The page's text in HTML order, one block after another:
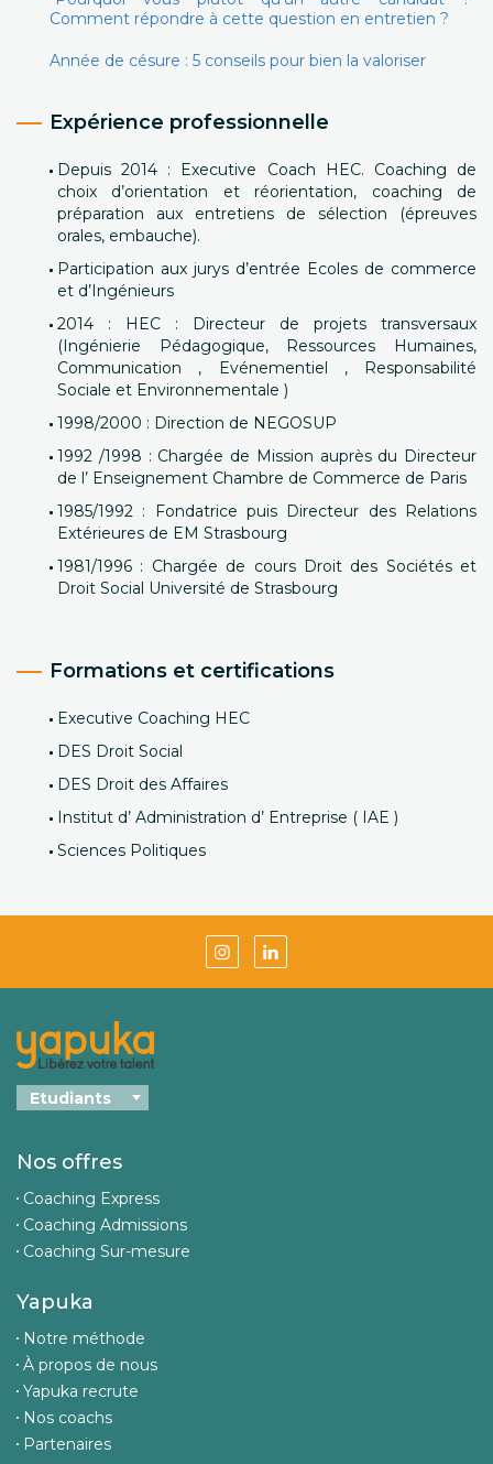
Comment répondre à cette question en entretien ?
Année de césure : 5 conseils pour bien la valoriser
Expérience professionnelle
Depuis 2014 : Executive Coach HEC. Coaching de
choix d’orientation et réorientation, coaching de
préparation aux entretiens de sélection (épreuves
orales, embauche).
Participation aux jurys d’entrée Ecoles de commerce
et d’Ingénieurs
2014 : HEC : Directeur de projets transversaux
(Ingénierie Pédagogique, Ressources Humaines,
Communication , Evénementiel , Responsabilité
Sociale et Environnementale )
1998/2000 : Direction de NEGOSUP
1992 /1998 : Chargée de Mission auprès du Directeur
de l’ Enseignement Chambre de Commerce de Paris
1985/1992 : Fondatrice puis Directeur des Relations
Extérieures de EM Strasbourg
1981/1996 : Chargée de cours Droit des Sociétés et
Droit Social Université de Strasbourg
Formations et certifications
Executive Coaching HEC
DES Droit Social
DES Droit des Affaires
Institut d’ Administration d’ Entreprise ( IAE )
Sciences Politiques
Nos offres
Coaching Express
Coaching Admissions
Coaching Sur-mesure
Yapuka
Notre méthode
À propos de nous
Yapuka recrute
Nos coachs
Partenaires